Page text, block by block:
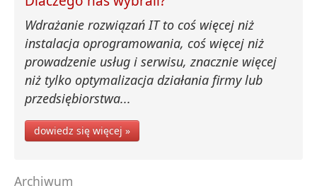
Wdrażanie rozwiązań IT to coś więcej niż
instalacja oprogramowania, coś więcej niż
prowadzenie usług i serwisu, znacznie więcej
niż tylko optymalizacja działania firmy lub
przedsiębiorstwa...
dowiedz się więcej »
Archiwum